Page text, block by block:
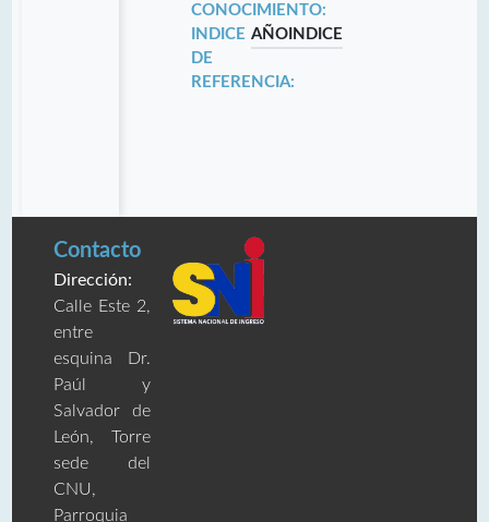
CONOCIMIENTO:
INDICE
DE
REFERENCIA:
AÑO INDICE
Contacto
Dirección:
Calle Este 2,
entre
esquina Dr.
Paúl y
Salvador de
León, Torre
sede del
CNU,
Parroquia